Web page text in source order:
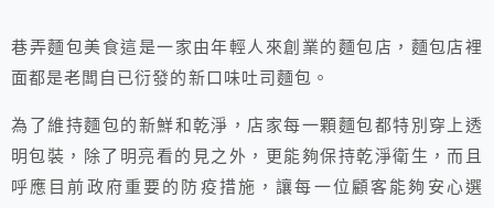
巷弄麵包美食這是一家由年輕人來創業的麵包店，麵包店裡
面都是老闆自已衍發的新口味吐司麵包。
為了維持麵包的新鮮和乾淨，店家每一顆麵包都特別穿上透
明包裝，除了明亮看的見之外，更能夠保持乾淨衛生，而且
呼應目前政府重要的防疫措施，讓每一位顧客能夠安心選